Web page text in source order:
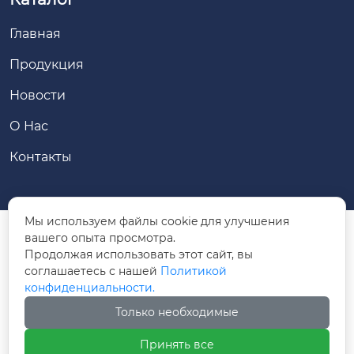
Главная
Продукция
Новости
О Нас
Контакты

Дорога Юнчжун № 88, район Юцюань, город
Хух-Хото, Внутренняя Монголия
 Lovolmx002@126.com
+86-471-3814312
Мы используем файлы cookie для улучшения
вашего опыта просмотра.
Продолжая использовать этот сайт, вы
соглашаетесь с нашей Политикой
конфиденциальности.
Только необходимые
Принять все